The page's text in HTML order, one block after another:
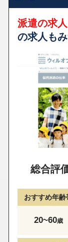
派遣の求
の求人も
総合評
おすすめ年齢
20~60歳